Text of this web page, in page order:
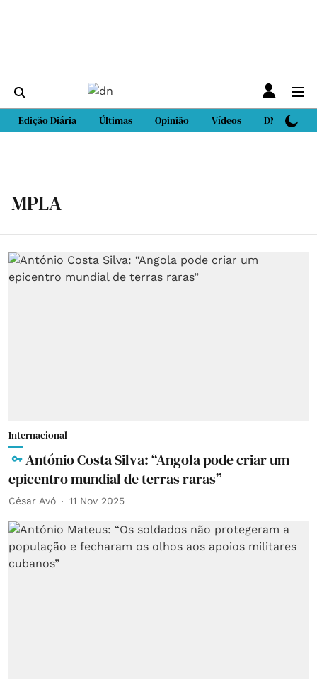
Edição Diária Últimas Opinião Vídeos DN Sport
MPLA
Internacional
António Costa Silva: “Angola pode criar um
epicentro mundial de terras raras”
César Avó 11 Nov 2025